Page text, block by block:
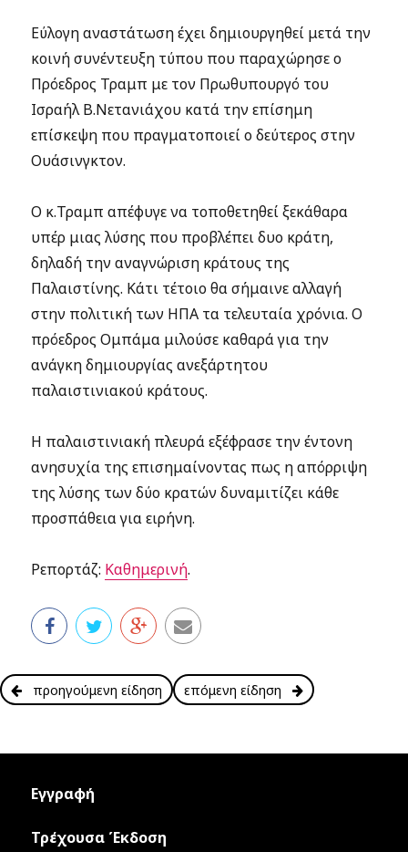
Εύλογη αναστάτωση έχει δημιουργηθεί μετά την
κοινή συνέντευξη τύπου που παραχώρησε ο
Πρόεδρος Τραμπ με τον Πρωθυπουργό του
Ισραήλ Β.Νετανιάχου κατά την επίσημη
επίσκεψη που πραγματοποιεί ο δεύτερος στην
Ουάσινγκτον.
Ο κ.Τραμπ απέφυγε να τοποθετηθεί ξεκάθαρα
υπέρ μιας λύσης που προβλέπει δυο κράτη,
δηλαδή την αναγνώριση κράτους της
Παλαιστίνης. Κάτι τέτοιο θα σήμαινε αλλαγή
στην πολιτική των ΗΠΑ τα τελευταία χρόνια. Ο
πρόεδρος Ομπάμα μιλούσε καθαρά για την
ανάγκη δημιουργίας ανεξάρτητου
παλαιστινιακού κράτους.
Η παλαιστινιακή πλευρά εξέφρασε την έντονη
ανησυχία της επισημαίνοντας πως η απόρριψη
της λύσης των δύο κρατών δυναμιτίζει κάθε
προσπάθεια για ειρήνη.
Ρεπορτάζ: Καθημερινή.
προηγούμενη είδηση επόμενη είδηση
Εγγραφή
Τρέχουσα Έκδοση